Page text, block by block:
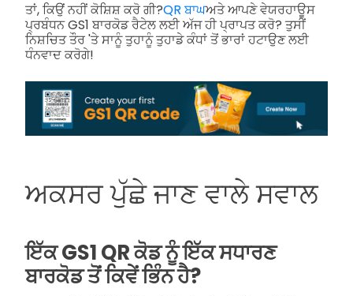
ਤਾਂ, ਕਿਉਂ ਨਹੀਂ ਕੋਸ਼ਿਸ਼ ਕਰੋ ਗੀ?QR ਬਾਘਅਤੇ ਆਪਣੇ ਵੇਯਰਹਾਊਸ
ਪ੍ਰਬੰਧਨ GS1 ਬਾਰਕੋਡ ਰੈਟੇਲ ਲਈ ਅੱਜ ਹੀ ਪ੍ਰਾਪਤ ਕਰੋ? ਤੁਸੀਂ
ਨਿਸ਼ਚਿਤ ਤੌਰ 'ਤੇ ਸਾਨੂੰ ਤੁਹਾਨੂੰ ਤੁਹਾਡੇ ਕੰਧਾਂ ਤੋਂ ਭਾਰਾਂ ਹਟਾਉਣ ਲਈ
ਧੰਨਵਾਦ ਕਰੋਗੇ!
ਅਕਸਰ ਪੁੱਛੇ ਜਾਣ ਵਾਲੇ ਸਵਾਲ
ਇੱਕ GS1 QR ਕੋਡ ਨੂੰ ਇੱਕ ਸਧਾਰਣ
ਬਾਰਕੋਡ ਤੋਂ ਕਿਵੇਂ ਭਿੰਨ ਹੈ?